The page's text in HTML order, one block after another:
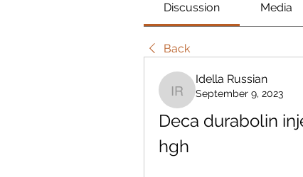
Discussion Media
Back
Idella Russian
Idella Russian
September 9, 2023
Deca durabolin
hgh